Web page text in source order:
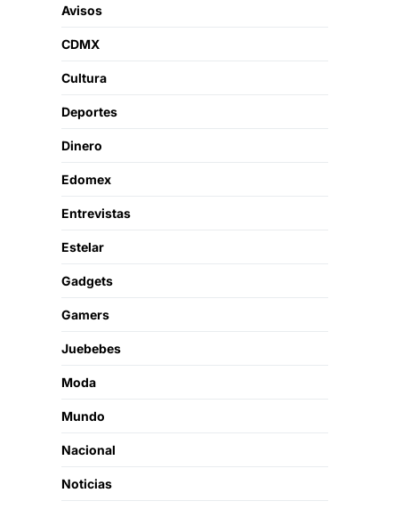
Avisos
CDMX
Cultura
Deportes
Dinero
Edomex
Entrevistas
Estelar
Gadgets
Gamers
Juebebes
Moda
Mundo
Nacional
Noticias